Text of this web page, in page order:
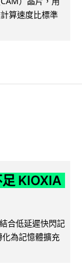
算速度比標準
KIOXIA
合低延遲快閃記
化為記憶體擴充